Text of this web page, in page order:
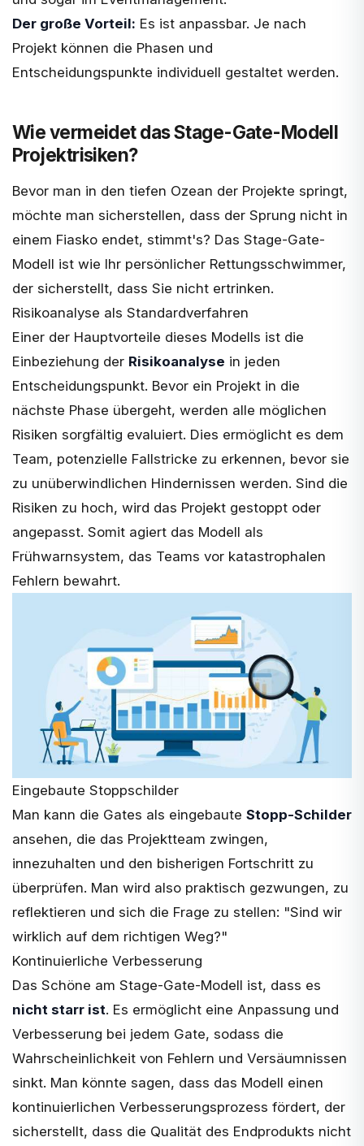
Der große Vorteil: Es ist anpassbar. Je nach
Projekt können die Phasen und
Entscheidungspunkte individuell gestaltet werden.
Wie vermeidet das Stage-Gate-Modell
Projektrisiken?
Bevor man in den tiefen Ozean der Projekte springt,
möchte man sicherstellen, dass der Sprung nicht in
einem Fiasko endet, stimmt's? Das Stage-Gate-
Modell ist wie Ihr persönlicher Rettungsschwimmer,
der sicherstellt, dass Sie nicht ertrinken.
Risikoanalyse als Standardverfahren
Einer der Hauptvorteile dieses Modells ist die
Einbeziehung der Risikoanalyse in jeden
Entscheidungspunkt. Bevor ein Projekt in die
nächste Phase übergeht, werden alle möglichen
Risiken sorgfältig evaluiert. Dies ermöglicht es dem
Team, potenzielle Fallstricke zu erkennen, bevor sie
zu unüberwindlichen Hindernissen werden. Sind die
Risiken zu hoch, wird das Projekt gestoppt oder
angepasst. Somit agiert das Modell als
Frühwarnsystem, das Teams vor katastrophalen
Fehlern bewahrt.
Eingebaute Stoppschilder
Man kann die Gates als eingebaute Stopp-Schilder
ansehen, die das Projektteam zwingen,
innezuhalten und den bisherigen Fortschritt zu
überprüfen. Man wird also praktisch gezwungen, zu
reflektieren und sich die Frage zu stellen: "Sind wir
wirklich auf dem richtigen Weg?"
Kontinuierliche Verbesserung
Das Schöne am Stage-Gate-Modell ist, dass es
nicht starr ist. Es ermöglicht eine Anpassung und
Verbesserung bei jedem Gate, sodass die
Wahrscheinlichkeit von Fehlern und Versäumnissen
sinkt. Man könnte sagen, dass das Modell einen
kontinuierlichen Verbesserungsprozess fördert, der
sicherstellt, dass die Qualität des Endprodukts nicht